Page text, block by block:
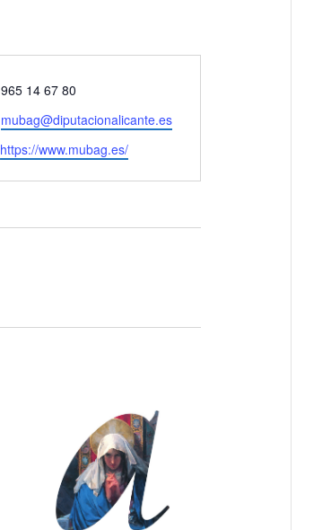
Teléfono
965 14 67 80
Email
mubag@diputacionalicante.es
Website
https://www.mubag.es/